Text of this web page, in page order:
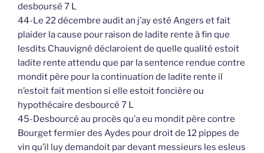
desboursé 7 L
44-Le 22 décembre audit an j’ay esté Angers et fait
plaider la cause pour raison de ladite rente à fin que
lesdits Chauvigné déclaroient de quelle qualité estoit
ladite rente attendu que par la sentence rendue contre
mondit père pour la continuation de ladite rente il
n’estoit fait mention si elle estoit foncière ou
hypothécaire desbourcé 7 L
45-Desbourcé au procès qu’a eu mondit père contre
Bourget fermier des Aydes pour droit de 12 pippes de
vin qu’il luy demandoit par devant messieurs les esleus